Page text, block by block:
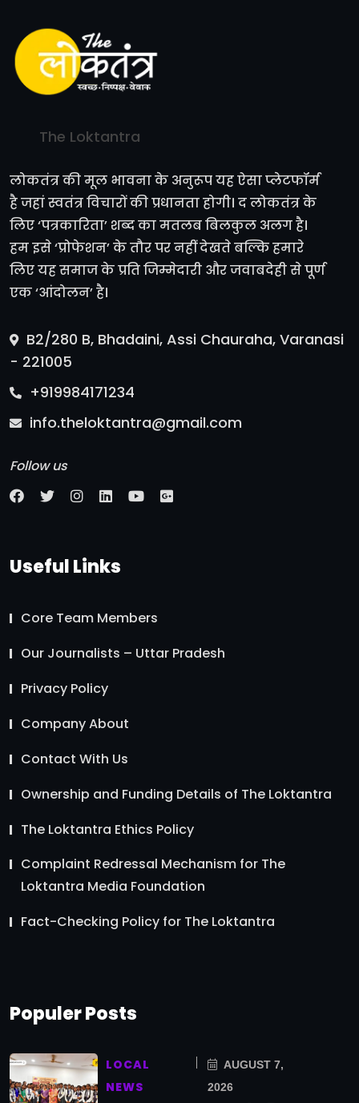
The Loktantra
लोकतंत्र की मूल भावना के अनुरूप यह ऐसा प्लेटफॉर्म
है जहां स्वतंत्र विचारों की प्रधानता होगी। द लोकतंत्र के
लिए ‘पत्रकारिता’ शब्द का मतलब बिलकुल अलग है।
हम इसे ‘प्रोफेशन’ के तौर पर नहीं देखते बल्कि हमारे
लिए यह समाज के प्रति जिम्मेदारी और जवाबदेही से पूर्ण
एक ‘आंदोलन’ है।
B2/280 B, Bhadaini, Assi Chauraha, Varanasi
- 221005
+919984171234
info.theloktantra@gmail.com
Follow us
Useful Links
Core Team Members
Our Journalists – Uttar Pradesh
Privacy Policy
Company About
Contact With Us
Ownership and Funding Details of The Loktantra
The Loktantra Ethics Policy
Complaint Redressal Mechanism for The
Loktantra Media Foundation
Fact-Checking Policy for The Loktantra
Populer Posts
LOCAL
NEWS
AUGUST 7,
2026